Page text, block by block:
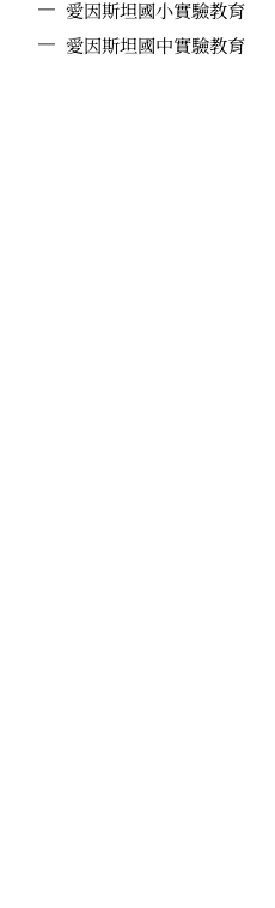
愛因斯坦國小實驗教育
愛因斯坦國中實驗教育